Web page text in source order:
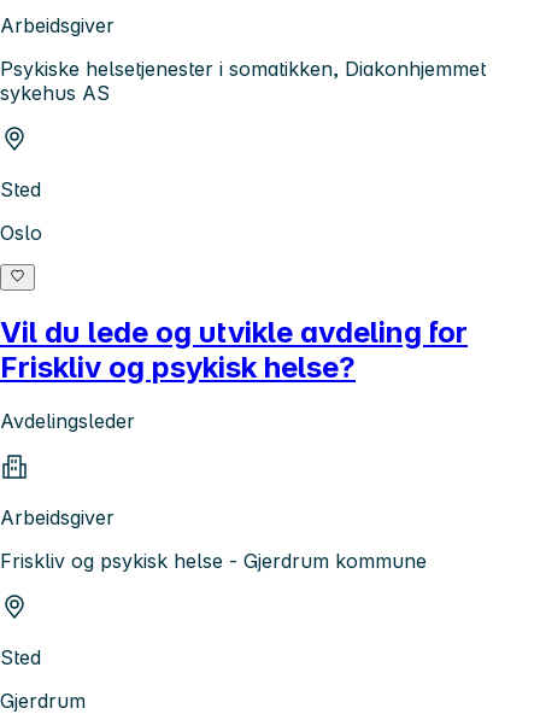
Arbeidsgiver
Psykiske helsetjenester i somatikken, Diakonhjemmet
sykehus AS
Sted
Oslo
Vil du lede og utvikle avdeling for
Friskliv og psykisk helse?
Avdelingsleder
Arbeidsgiver
Friskliv og psykisk helse - Gjerdrum kommune
Sted
Gjerdrum